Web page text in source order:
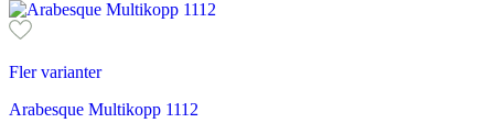
Fler varianter
Arabesque Multikopp 1112